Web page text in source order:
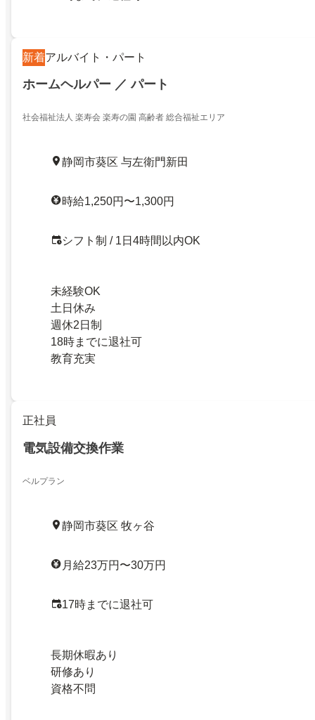
新着アルバイト・パート
ホームヘルパー ／ パート
社会福祉法人 楽寿会 楽寿の園 高齢者 総合福祉エリア
静岡市葵区 与左衛門新田
時給1,250円〜1,300円
シフト制 / 1日4時間以内OK
未経験OK
土日休み
週休2日制
18時までに退社可
教育充実
正社員
電気設備交換作業
ベルプラン
静岡市葵区 牧ヶ谷
月給23万円〜30万円
17時までに退社可
長期休暇あり
研修あり
資格不問